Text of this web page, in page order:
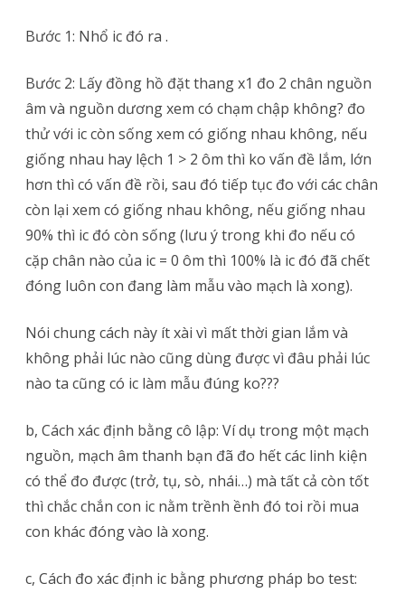
Bước 1: Nhổ ic đó ra .
Bước 2: Lấy đồng hồ đặt thang x1 đo 2 chân nguồn
âm và nguồn dương xem có chạm chập không? đo
thử với ic còn sống xem có giống nhau không, nếu
giống nhau hay lệch 1 > 2 ôm thì ko vấn đề lắm, lớn
hơn thì có vấn đề rồi, sau đó tiếp tục đo với các chân
còn lại xem có giống nhau không, nếu giống nhau
90% thì ic đó còn sống (lưu ý trong khi đo nếu có
cặp chân nào của ic = 0 ôm thì 100% là ic đó đã chết
đóng luôn con đang làm mẫu vào mạch là xong).
Nói chung cách này ít xài vì mất thời gian lắm và
không phải lúc nào cũng dùng được vì đâu phải lúc
nào ta cũng có ic làm mẫu đúng ko???
b, Cách xác định bằng cô lập: Ví dụ trong một mạch
nguồn, mạch âm thanh bạn đã đo hết các linh kiện
có thể đo được (trở, tụ, sò, nhái…) mà tất cả còn tốt
thì chắc chắn con ic nằm trềnh ềnh đó toi rồi mua
con khác đóng vào là xong.
c, Cách đo xác định ic bằng phương pháp bo test: